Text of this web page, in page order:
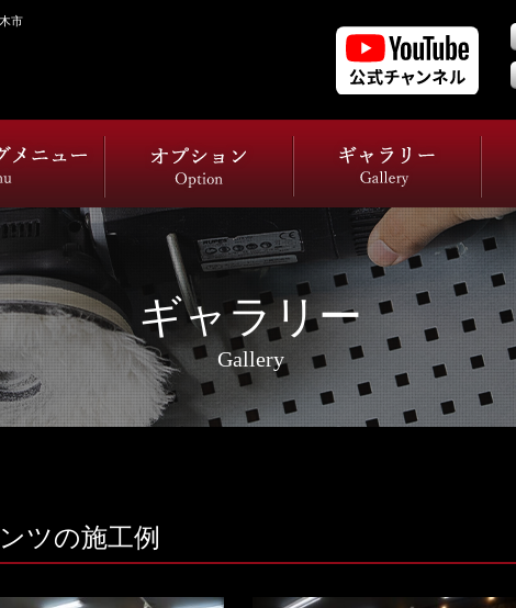
市
ギャラリー
Gallery
ツの施工例